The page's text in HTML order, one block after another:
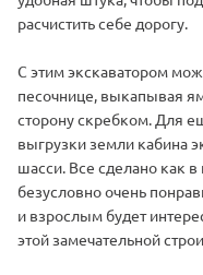
расчистить себе дорогу.
С этим экскаватором
песочнице, выкапывая
сторону скребком. Для
выгрузки земли кабина
шасси. Все сделано как
безусловно очень
и взрослым будет
этой замечательной